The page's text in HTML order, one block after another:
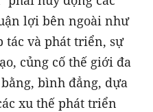
lợi bên ngoài như
tác và phát triển, sự
củng cố thế giới đa
bình đẳng, dựa
xu thế phát triển